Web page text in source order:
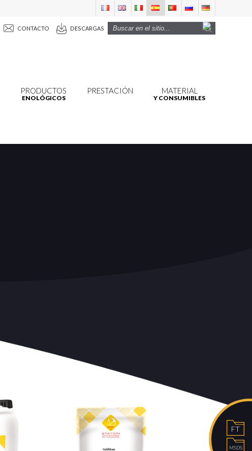
FT
MSDS
CONTACTO DESCARGAS
PRODUCTOS
ENOLÓGICOS
PRESTACIÓN MATERIAL
Y CONSUMIBLES